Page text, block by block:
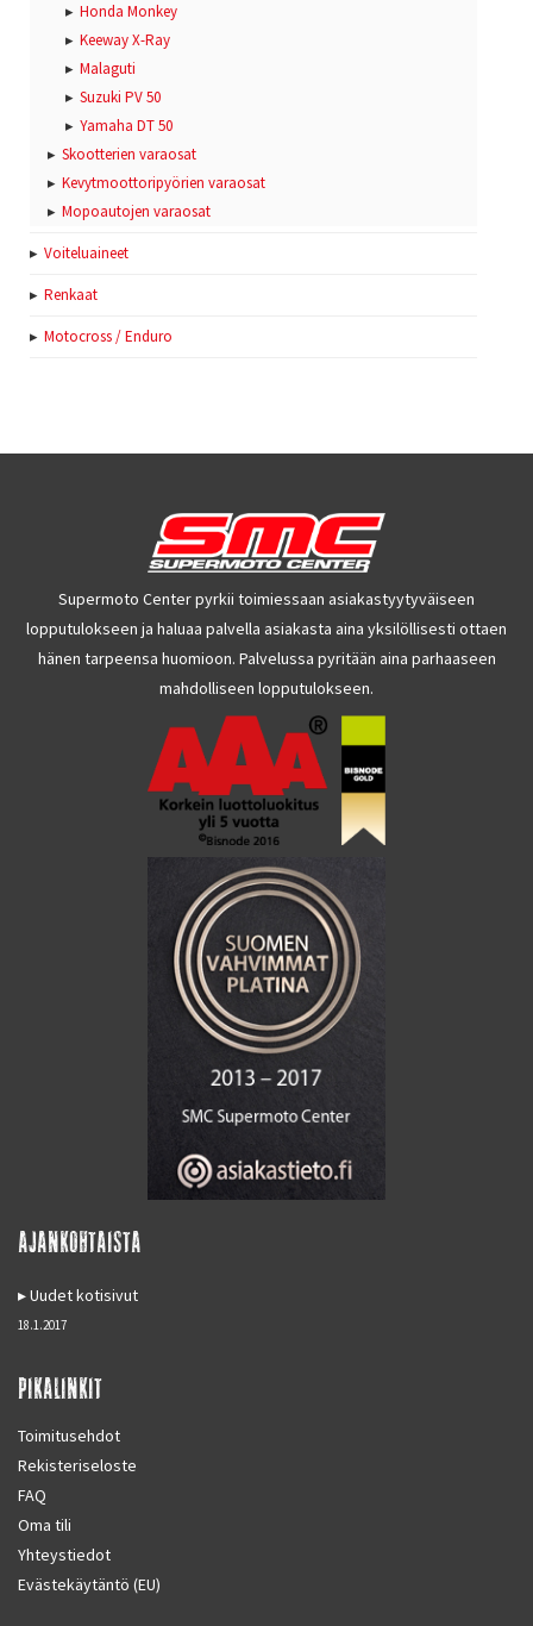
Honda Monkey
Keeway X-Ray
Malaguti
Suzuki PV 50
Yamaha DT 50
Skootterien varaosat
Kevytmoottoripyörien varaosat
Mopoautojen varaosat
Voiteluaineet
Renkaat
Motocross / Enduro
Supermoto Center pyrkii toimiessaan asiakastyytyväiseen
lopputulokseen ja haluaa palvella asiakasta aina yksilöllisesti ottaen
hänen tarpeensa huomioon. Palvelussa pyritään aina parhaaseen
mahdolliseen lopputulokseen.
AJANKOHTAISTA
Uudet kotisivut
18.1.2017
PIKALINKIT
Toimitusehdot
Rekisteriseloste
FAQ
Oma tili
Yhteystiedot
Evästekäytäntö (EU)